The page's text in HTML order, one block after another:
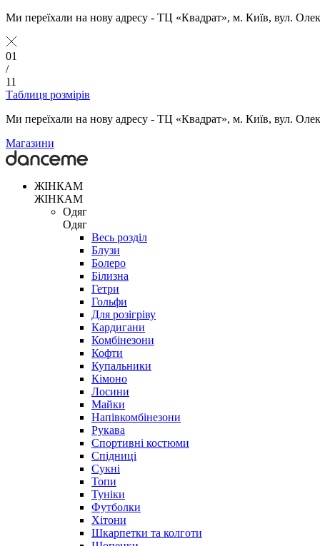
Ми переїхали на нову адресу - ТЦ «Квадрат», м. Київ, вул.
01
/
11
Таблиця розмірів
Ми переїхали на нову адресу - ТЦ «Квадрат», м. Київ, вул.
Магазини
ЖІНКАМ
ЖІНКАМ
Одяг
Одяг
Весь розділ
Блузи
Болеро
Білизна
Гетри
Гольфи
Для розігріву
Кардигани
Комбінезони
Кофти
Купальники
Кімоно
Лосини
Майки
Напівкомбінезони
Рукава
Спортивні костюми
Спідниці
Сукні
Топи
Туніки
Футболки
Хітони
Шкарпетки та колготи